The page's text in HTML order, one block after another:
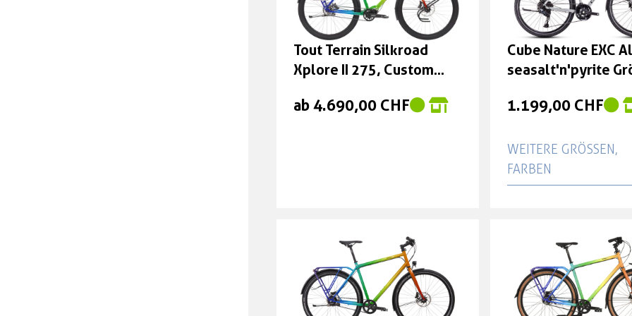
1.899,00 CHF
statt 1.999,00 CHF
Tout Terrain Silkroad
Xplore II 275, Custom
ab 4.690,00 CHF
Cube Nature EXC
seasalt'n'pyrite
1.199,00 CHF
WEITERE GRÖSSEN, F
ARBEN
Trapeze 50 cm
1.199,00 CHF
Cube Nature EXC